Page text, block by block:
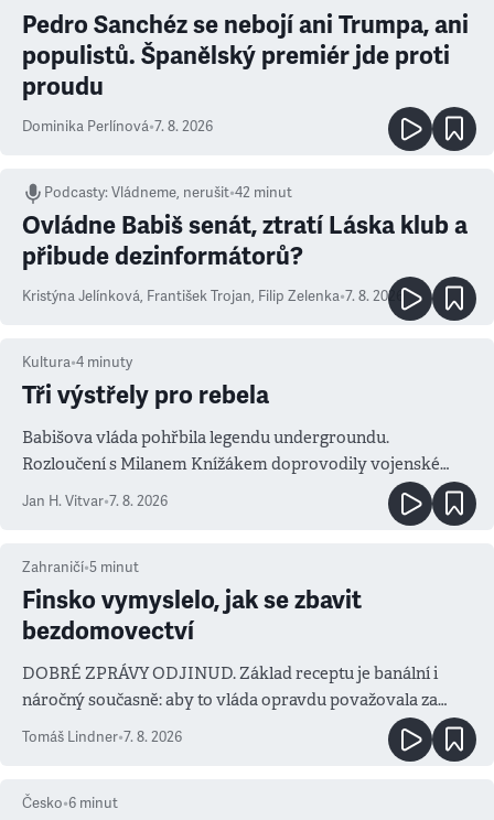
Pedro Sanchéz se nebojí ani Trumpa, ani
populistů. Španělský premiér jde proti
proudu
Dominika Perlínová•7. 8. 2026
Podcasty:Vládneme, nerušit•42 minut
Ovládne Babiš senát, ztratí Láska klub a
přibude dezinformátorů?
Kristýna Jelínková, František Trojan, Filip Zelenka•7. 8. 2026
Kultura•4 minuty
Tři výstřely pro rebela
Babišova vláda pohřbila legendu undergroundu.
Rozloučení s Milanem Knížákem doprovodily vojenské
salvy i kritika pokrokářů
Jan H. Vitvar•7. 8. 2026
Zahraničí•5 minut
Finsko vymyslelo, jak se zbavit
bezdomovectví
DOBRÉ ZPRÁVY ODJINUD. Základ receptu je banální i
náročný současně: aby to vláda opravdu považovala za
prioritu
Tomáš Lindner•7. 8. 2026
Česko•6 minut